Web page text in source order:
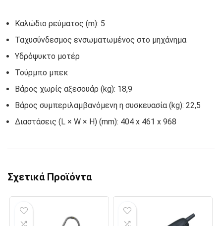
Καλώδιο ρεύματος (m): 5
Ταχυσύνδεσμος ενσωματωμένος στο μηχάνημα
Υδρόψυκτο μοτέρ
Τούρμπο μπεκ
Βάρος χωρίς αξεσουάρ (kg): 18,9
Βάρος συμπεριλαμβανόμενη η συσκευασία (kg): 22,5
Διαστάσεις (L × W × H) (mm): 404 x 461 x 968
Σχετικά Προϊόντα